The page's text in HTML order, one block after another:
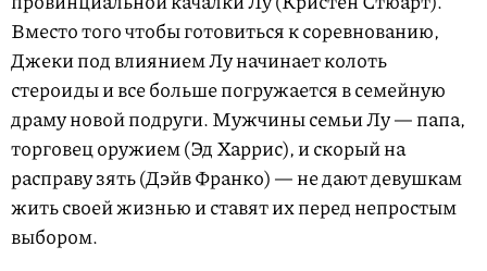
Вместо того чтобы готовиться к соревнованию,
Джеки под влиянием Лу начинает колоть
стероиды и все больше погружается в семейную
драму новой подруги. Мужчины семьи Лу — папа,
торговец оружием (Эд Харрис), и скорый на
расправу зять (Дэйв Франко) — не дают девушкам
жить своей жизнью и ставят их перед непростым
выбором.